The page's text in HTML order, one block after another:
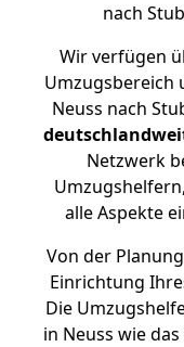
nach
Wir verfügen
Umzugsbereich
Neuss nach
Netzwerk
alle Aspekte
Von der
Einrichtung
Die
in Neuss wie das